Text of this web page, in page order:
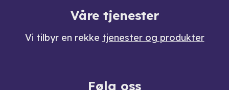
Våre tjenester
Vi tilbyr en rekke tjenester og produkter
Følg oss